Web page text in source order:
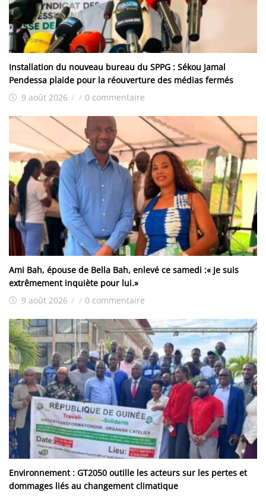
Installation du nouveau bureau du SPPG : Sékou Jamal
Pendessa plaide pour la réouverture des médias fermés
9 août 2026 / / 0 commentaire
Ami Bah, épouse de Bella Bah, enlevé ce samedi :« Je suis
extrêmement inquiète pour lui.»
9 août 2026 / / 0 commentaire
Environnement : GT2050 outille les acteurs sur les pertes et
dommages liés au changement climatique